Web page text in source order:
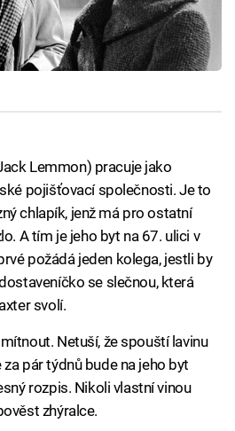
Lemmon) pracuje jako
pojišťovací společnosti. Je to
chlapík, jenž má pro ostatní
A tím je jeho byt na 67. ulici v
požádá jeden kolega, jestli by
se slečnou, která
svolí.
Netuší, že spouští lavinu
pár týdnů bude na jeho byt
rozpis. Nikoli vlastní vinou
zhýralce.